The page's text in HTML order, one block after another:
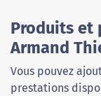
Produits et
Armand
Vous pouvez
prestations